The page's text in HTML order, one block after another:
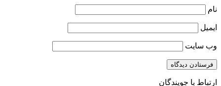
نام
ایمیل
وب‌ سایت
ارتباط با جویندگان